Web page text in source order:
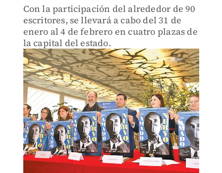
Con la participación del alrededor de 90
escritores, se llevará a cabo del 31 de
enero al 4 de febrero en cuatro plazas de
la capital del estado.